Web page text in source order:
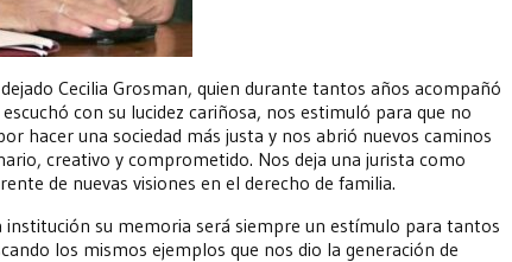
Cecilia Grosman, quien durante tantos años acompañó
con su lucidez cariñosa, nos estimuló para que no
hacer una sociedad más justa y nos abrió nuevos caminos
creativo y comprometido. Nos deja una jurista como
de nuevas visiones en el derecho de familia.
institución su memoria será siempre un estímulo para tantos
los mismos ejemplos que nos dio la generación de